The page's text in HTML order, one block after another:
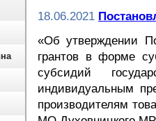
18.06.2021
«Об утверждении
грантов в форме
субсидий
индивидуальным
производителям